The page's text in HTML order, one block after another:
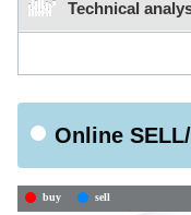
Technical
Online